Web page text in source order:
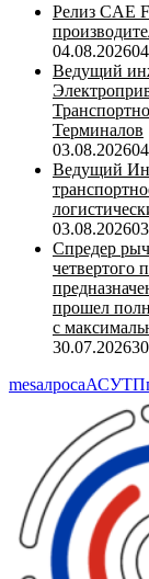
Релиз CAE
04.08.2026
Ведущий
Терминалов
03.08.2026
Ведущий
03.08.2026
Спредер
четвертого
прошел
с
30.07.2026
mesалросаАСУТП